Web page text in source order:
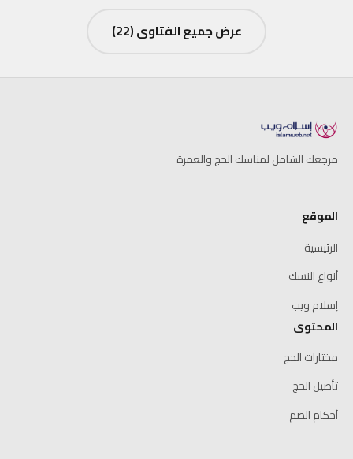
عرض جميع الفتاوى (22)
مرجعك الشامل لمناسك الحج والعمرة
الموقع
الرئيسية
أنواع النسك
إسلام ويب
المحتوى
مختارات الحج
تأصيل الحج
أحكام الصم